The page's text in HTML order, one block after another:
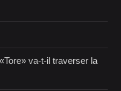
va-t-il traverser la